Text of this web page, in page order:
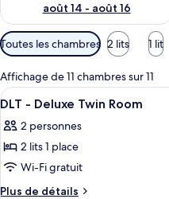
août 14 - août 16
Filtres
disponibles
pour
les
chambres
Toutes les chambres 2 lits 1 lit
Affichage de 11 chambres sur 11
Afficher
toutes
les
photos
pour
ce
11
DLT - Deluxe Twin Room
2 personnes
2 lits 1 place
Wi-Fi gratuit
Plus de détails
Plus